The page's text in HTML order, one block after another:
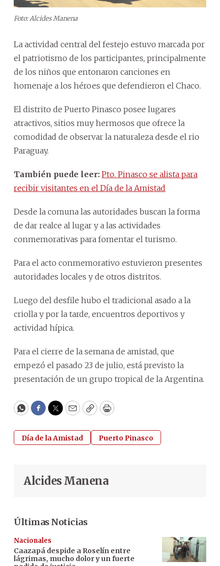
Foto: Alcides Manena
La actividad central del festejo estuvo marcada por
el patriotismo de los participantes, principalmente
de los niños que entonaron canciones en
homenaje a los héroes que defendieron el Chaco.
El distrito de Puerto Pinasco posee lugares
atractivos, sitios muy hermosos que ofrece la
comodidad de observar la naturaleza desde el rio
Paraguay.
También puede leer: Pto. Pinasco se alista para
recibir visitantes en el Día de la Amistad
Desde la comuna las autoridades buscan la forma
de dar realce al lugar y a las actividades
conmemorativas para fomentar el turismo.
Para el acto conmemorativo estuvieron presentes
autoridades locales y de otros distritos.
Luego del desfile hubo el tradicional asado a la
criolla y por la tarde, encuentros deportivos y
actividad hípica.
Para el cierre de la semana de amistad, que
empezó el pasado 23 de julio, está previsto la
presentación de un grupo tropical de la Argentina.
WhatsApp
Facebook
Twitter
EmailCopyPrint
Día de la Amistad Puerto Pinasco
Alcides Manena
Últimas Noticias
Nacionales
Caazapá despide a Roselín entre
lágrimas, mucho dolor y un fuerte